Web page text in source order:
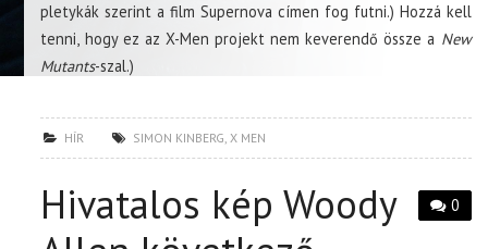
pletykák szerint a film Supernova címen fog futni.) Hozzá kell
tenni, hogy ez az X-Men projekt nem keverendő össze a New
Mutants-szal.)
HÍR SIMON KINBERG,X MEN
0
Hivatalos kép Woody